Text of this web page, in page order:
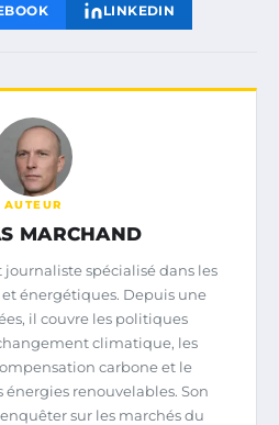
LINKEDIN
AUTEUR
MARCHAND
journaliste spécialisé dans les
énergétiques. Depuis une
il couvre les politiques
climatique, les
carbone et le
renouvelables. Son
sur les marchés du